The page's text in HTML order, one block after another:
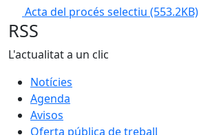
Acta del procés selectiu (553.2KB)
RSS
L'actualitat a un clic
Notícies
Agenda
Avisos
Oferta pública de treball